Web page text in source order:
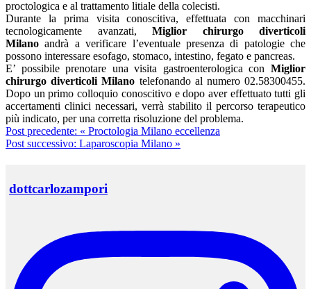
proctologica e al trattamento litiale della colecisti.
Durante la prima visita conoscitiva, effettuata con macchinari
tecnologicamente avanzati, Miglior chirurgo diverticoli
Milano andrà a verificare l’eventuale presenza di patologie che
possono interessare esofago, stomaco, intestino, fegato e pancreas.
E’ possibile prenotare una visita gastroenterologica con Miglior
chirurgo diverticoli Milano telefonando al numero 02.58300455.
Dopo un primo colloquio conoscitivo e dopo aver effettuato tutti gli
accertamenti clinici necessari, verrà stabilito il percorso terapeutico
più indicato, per una corretta risoluzione del problema.
Post precedente: « Proctologia Milano eccellenza
Post successivo: Laparoscopia Milano »
dottcarlozampori